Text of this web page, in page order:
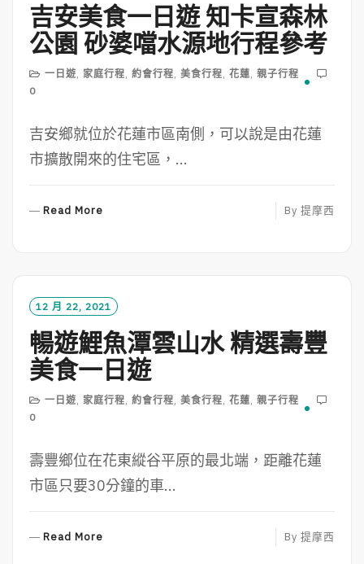
E
吉安美食一日遊 知卡宣森林
公園 砂婆噹水源地行程參考
一日遊, 家庭行程, 約會行程, 美食行程, 花蓮, 親子行程
0
吉安鄉就位於花蓮市區南側，可以說是由花蓮
市擴散開來的住宅區，...
Read More
O
R
E
By 提摩西
12 月 22, 2021
暢遊鯉魚潭雲山水 精選壽豐
美食一日遊
一日遊, 家庭行程, 約會行程, 美食行程, 花蓮, 親子行程
0
壽豐鄉位在花東縱谷平原的最北端，距離花蓮
市區只要30分鐘的車...
Read More By 提摩西